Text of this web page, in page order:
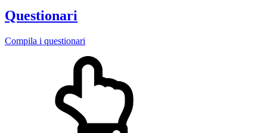
Questionari
Compila i questionari